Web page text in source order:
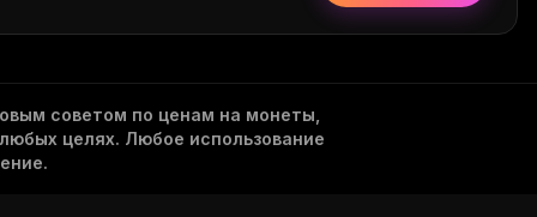
советом по ценам на монеты,
целях. Любое использование